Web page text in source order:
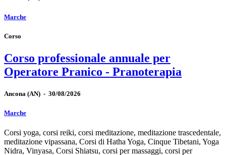
Marche
Corso
Corso professionale annuale per
Operatore Pranico - Pranoterapia
Ancona (AN) - 30/08/2026
Marche
Corsi yoga, corsi reiki, corsi meditazione, meditazione trascedentale,
meditazione vipassana, Corsi di Hatha Yoga, Cinque Tibetani, Yoga
Nidra, Vinyasa, Corsi Shiatsu, corsi per massaggi, corsi per